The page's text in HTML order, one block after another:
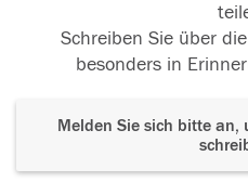
Schreiben Sie über
besonders in
Melden Sie sich bitte an,